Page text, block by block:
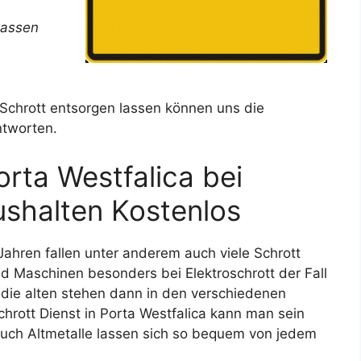
entsorgen lassen können uns die
Westfalica bei
Kostenlos
fallen unter anderem auch viele Schrott
Maschinen besonders bei Elektroschrott der Fall
alten stehen dann in den verschiedenen
Dienst in Porta Westfalica kann man sein
Altmetalle lassen sich so bequem von jedem